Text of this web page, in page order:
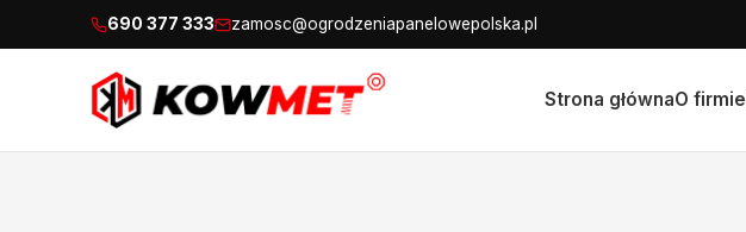
690 377 333 zamosc@ogrodzeniapanelowepolska.pl
Strona głównaO firmie